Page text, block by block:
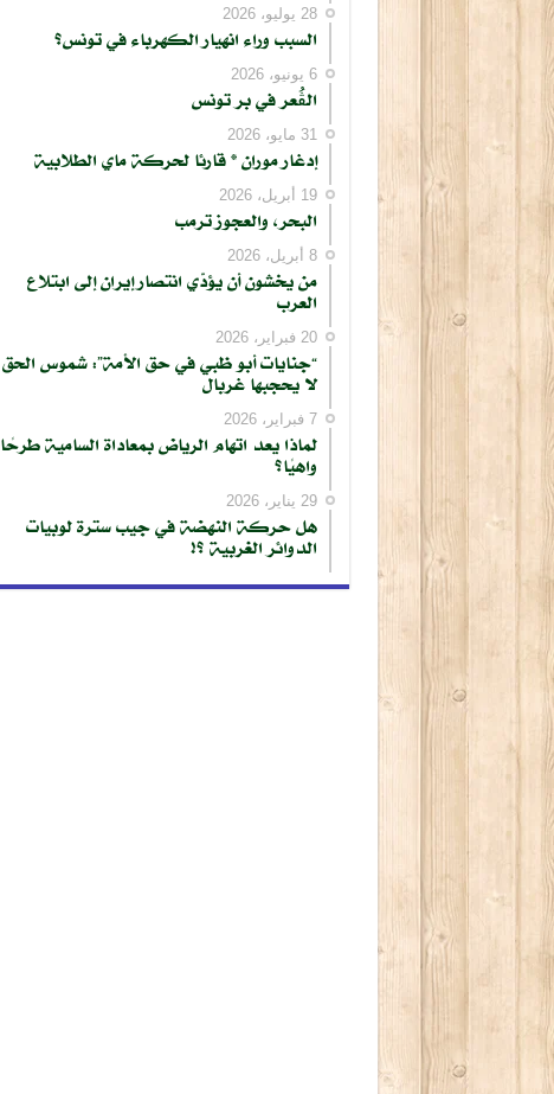
28 يوليو، 2026
السبب وراء انهيار الكهرباء في تونس؟
6 يونيو، 2026
الڨُعر في بر تونس
31 مايو، 2026
إدغار موران * قارئا لحركة ماي الطلابية
19 أبريل، 2026
البحر، والعجوز ترمب
8 أبريل، 2026
من يخشون أن يؤدّي انتصار إيران إلى ابتلاع
العرب
20 فبراير، 2026
“جنايات أبو ظبي في حق الأمة”: شموس الحق
لا يحجبها غربال
7 فبراير، 2026
لماذا يعد اتهام الرياض بمعاداة السامية طرحًا
واهيًا؟
29 يناير، 2026
هل حركة النهضة في جيب سترة لوبيات
الدوائر الغربية ؟!